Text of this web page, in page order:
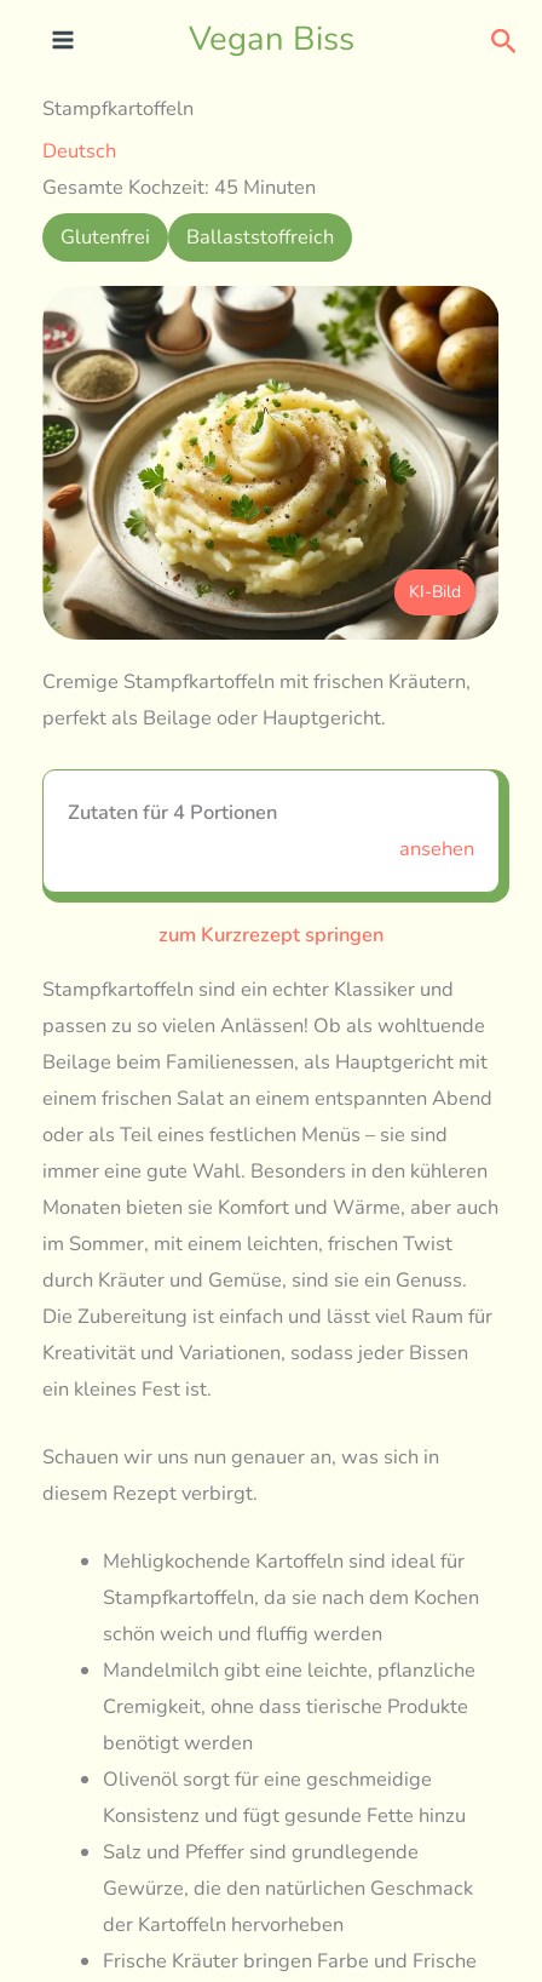
Vegan Biss
Stampfkartoffeln
Deutsch
Gesamte Kochzeit: 45 Minuten
Glutenfrei
Ballaststoffreich
KI-Bild
Cremige Stampfkartoffeln mit frischen Kräutern,
perfekt als Beilage oder Hauptgericht.
Zutaten für 4 Portionen
ansehen
zum Kurzrezept springen
Stampfkartoffeln sind ein echter Klassiker und
passen zu so vielen Anlässen! Ob als wohltuende
Beilage beim Familienessen, als Hauptgericht mit
einem frischen Salat an einem entspannten Abend
oder als Teil eines festlichen Menüs – sie sind
immer eine gute Wahl. Besonders in den kühleren
Monaten bieten sie Komfort und Wärme, aber auch
im Sommer, mit einem leichten, frischen Twist
durch Kräuter und Gemüse, sind sie ein Genuss.
Die Zubereitung ist einfach und lässt viel Raum für
Kreativität und Variationen, sodass jeder Bissen
ein kleines Fest ist.
Schauen wir uns nun genauer an, was sich in
diesem Rezept verbirgt.
Mehligkochende Kartoffeln sind ideal für
Stampfkartoffeln, da sie nach dem Kochen
schön weich und fluffig werden
Mandelmilch gibt eine leichte, pflanzliche
Cremigkeit, ohne dass tierische Produkte
benötigt werden
Olivenöl sorgt für eine geschmeidige
Konsistenz und fügt gesunde Fette hinzu
Salz und Pfeffer sind grundlegende
Gewürze, die den natürlichen Geschmack
der Kartoffeln hervorheben
Frische Kräuter bringen Farbe und Frische